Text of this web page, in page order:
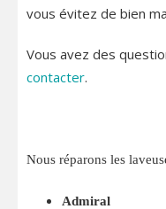
vous évitez de bien
Vous avez des
contacter.
Nous réparons les
Admiral